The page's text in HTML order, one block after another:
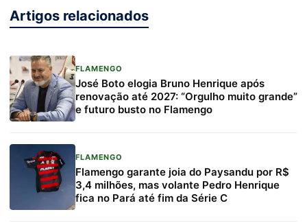
Artigos relacionados
FLAMENGO
José Boto elogia Bruno Henrique após
renovação até 2027: “Orgulho muito grande”
e futuro busto no Flamengo
FLAMENGO
Flamengo garante joia do Paysandu por R$
3,4 milhões, mas volante Pedro Henrique
fica no Pará até fim da Série C